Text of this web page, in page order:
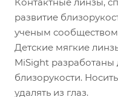
развитие
ученым
Детские мягкие
MiSight разработаны
близорукости.
удалять из глаз.